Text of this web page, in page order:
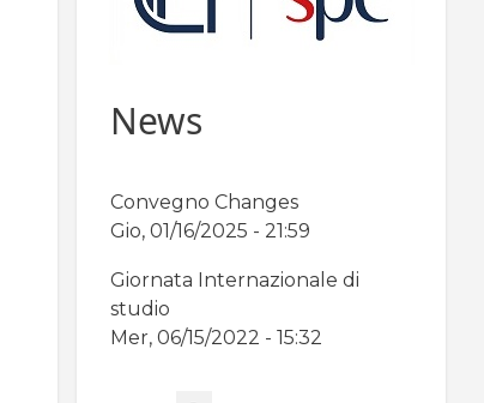
News
Convegno Changes
Gio, 01/16/2025 - 21:59
Giornata Internazionale di
studio
Mer, 06/15/2022 - 15:32